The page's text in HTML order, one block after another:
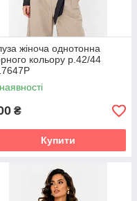
жіноча однотонна
кольору р.42/44
₴
Купити